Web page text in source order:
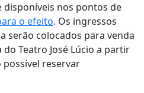
disponíveis nos pontos de
o efeito. Os ingressos
serão colocados para venda
Teatro José Lúcio a partir
possível reservar